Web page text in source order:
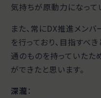
気持ちが原動力になって
また、常にDX推進メン
を行っており、目指すべ
通のものを持っていたた
ができたと思います。
深瀧：